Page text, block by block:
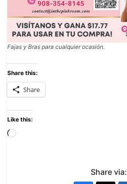
Fajas y Bras para cualquier ocasión.
Share this:
Share
Like this:
Share via: